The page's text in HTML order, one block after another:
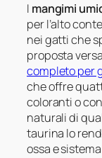
I mangimi
per l’alto
nei gatti che
proposta
completo per
che offre
coloranti o
naturali di
taurina lo
ossa e